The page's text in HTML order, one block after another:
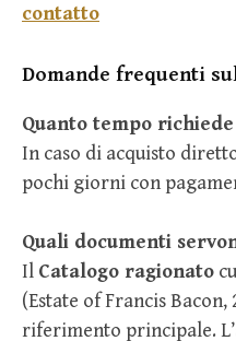
contatto
Domande frequenti
Quanto tempo
In caso di acquisto
pochi giorni con
Quali documenti
Il Catalogo ragionato
(Estate of Francis Bacon,
riferimento principale.